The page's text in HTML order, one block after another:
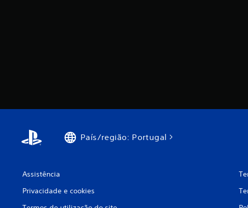
País/região: Portugal
Assistência
Privacidade e cookies